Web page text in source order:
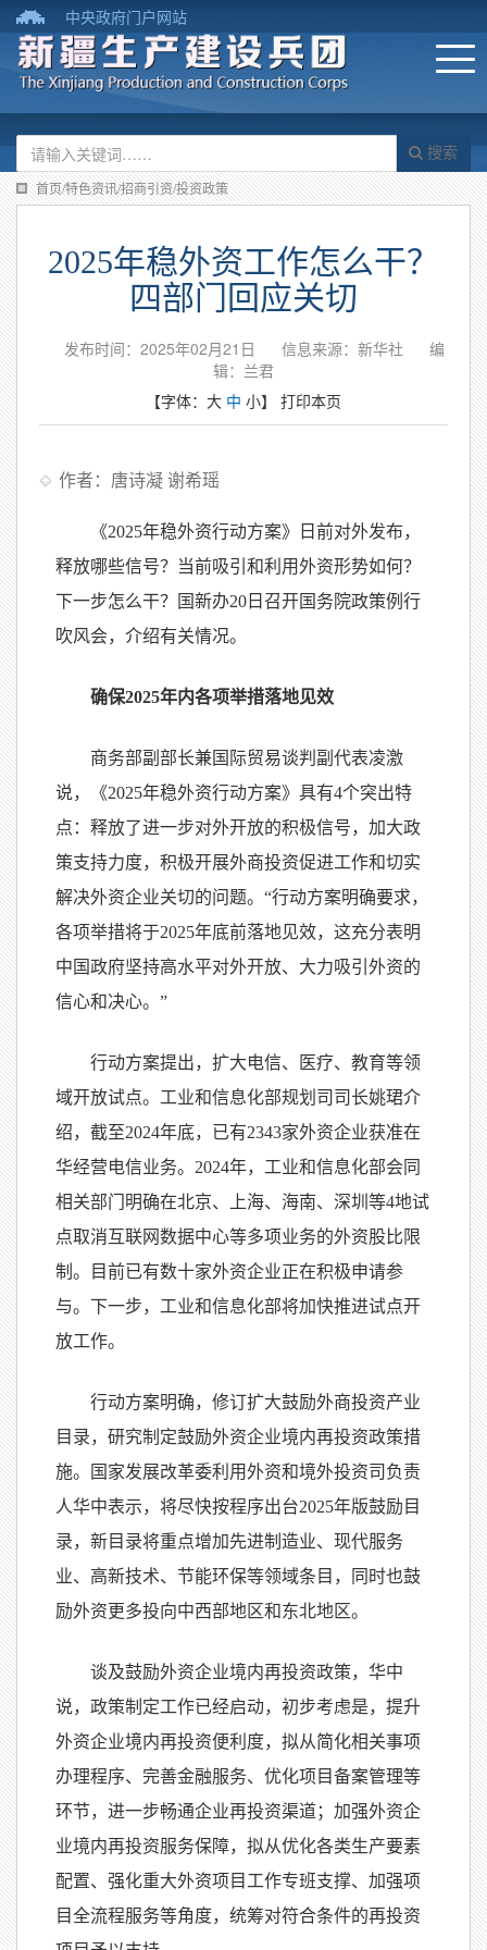
中央政府门户网站
搜索
首页/特色资讯/招商引资/投资政策
2025年稳外资工作怎么干？
四部门回应关切
发布时间：2025年02月21日 信息来源：新华社
编
辑：兰君
【字体： 大 中 小】 打印本页
作者：唐诗凝 谢希瑶
《2025年稳外资行动方案》日前对外发布，
释放哪些信号？当前吸引和利用外资形势如何？
下一步怎么干？国新办20日召开国务院政策例行
吹风会，介绍有关情况。
确保2025年内各项举措落地见效
商务部副部长兼国际贸易谈判副代表凌激
说，《2025年稳外资行动方案》具有4个突出特
点：释放了进一步对外开放的积极信号，加大政
策支持力度，积极开展外商投资促进工作和切实
解决外资企业关切的问题。“行动方案明确要求，
各项举措将于2025年底前落地见效，这充分表明
中国政府坚持高水平对外开放、大力吸引外资的
信心和决心。”
行动方案提出，扩大电信、医疗、教育等领
域开放试点。工业和信息化部规划司司长姚珺介
绍，截至2024年底，已有2343家外资企业获准在
华经营电信业务。2024年，工业和信息化部会同
相关部门明确在北京、上海、海南、深圳等4地试
点取消互联网数据中心等多项业务的外资股比限
制。目前已有数十家外资企业正在积极申请参
与。下一步，工业和信息化部将加快推进试点开
放工作。
行动方案明确，修订扩大鼓励外商投资产业
目录，研究制定鼓励外资企业境内再投资政策措
施。国家发展改革委利用外资和境外投资司负责
人华中表示，将尽快按程序出台2025年版鼓励目
录，新目录将重点增加先进制造业、现代服务
业、高新技术、节能环保等领域条目，同时也鼓
励外资更多投向中西部地区和东北地区。
谈及鼓励外资企业境内再投资政策，华中
说，政策制定工作已经启动，初步考虑是，提升
外资企业境内再投资便利度，拟从简化相关事项
办理程序、完善金融服务、优化项目备案管理等
环节，进一步畅通企业再投资渠道；加强外资企
业境内再投资服务保障，拟从优化各类生产要素
配置、强化重大外资项目工作专班支撑、加强项
目全流程服务等角度，统筹对符合条件的再投资